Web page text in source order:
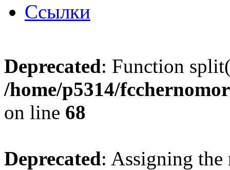
Ссылки
Deprecated: Function
/home/p5314/
on line 68
Deprecated: Assigning the